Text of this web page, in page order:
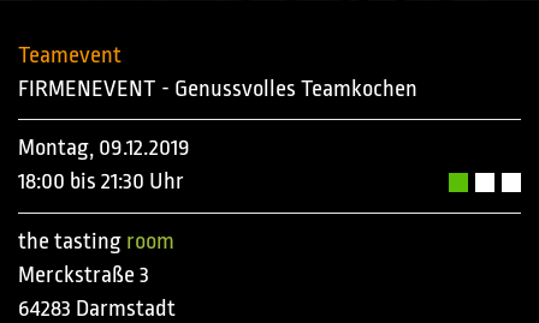
Teamevent
FIRMENEVENT - Genussvolles Teamkochen
Montag, 09.12.2019
18:00 bis 21:30 Uhr
the tasting room
Merckstraße 3
64283 Darmstadt